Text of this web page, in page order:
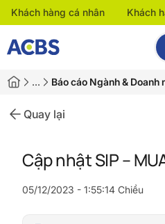
Khách hàng cá nhân Khách
… Báo cáo Ngành & Doanh
Quay lại
Cập nhật SIP –
05/12/2023 - 1:55:14 Chiều